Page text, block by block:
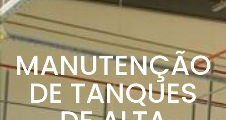
MANUTENÇÃO
DE TANQUES